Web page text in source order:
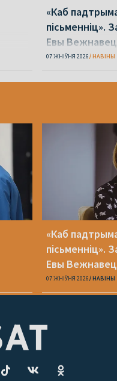
«Каб
пісьменніц».
Евы Вежнавец
07 ЖНІЎНЯ 2026 НАВІНЫ
«Каб
пісьменніц».
Евы Вежнавец
07 ЖНІЎНЯ 2026 НАВІНЫ